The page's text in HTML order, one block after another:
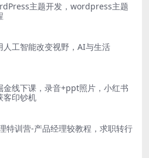
主题开发，wordpress主题
人工智能改变视野，AI与生活
金线下课，录音+ppt照片，小红书
客印钞机
特训营-产品经理较教程，求职转行